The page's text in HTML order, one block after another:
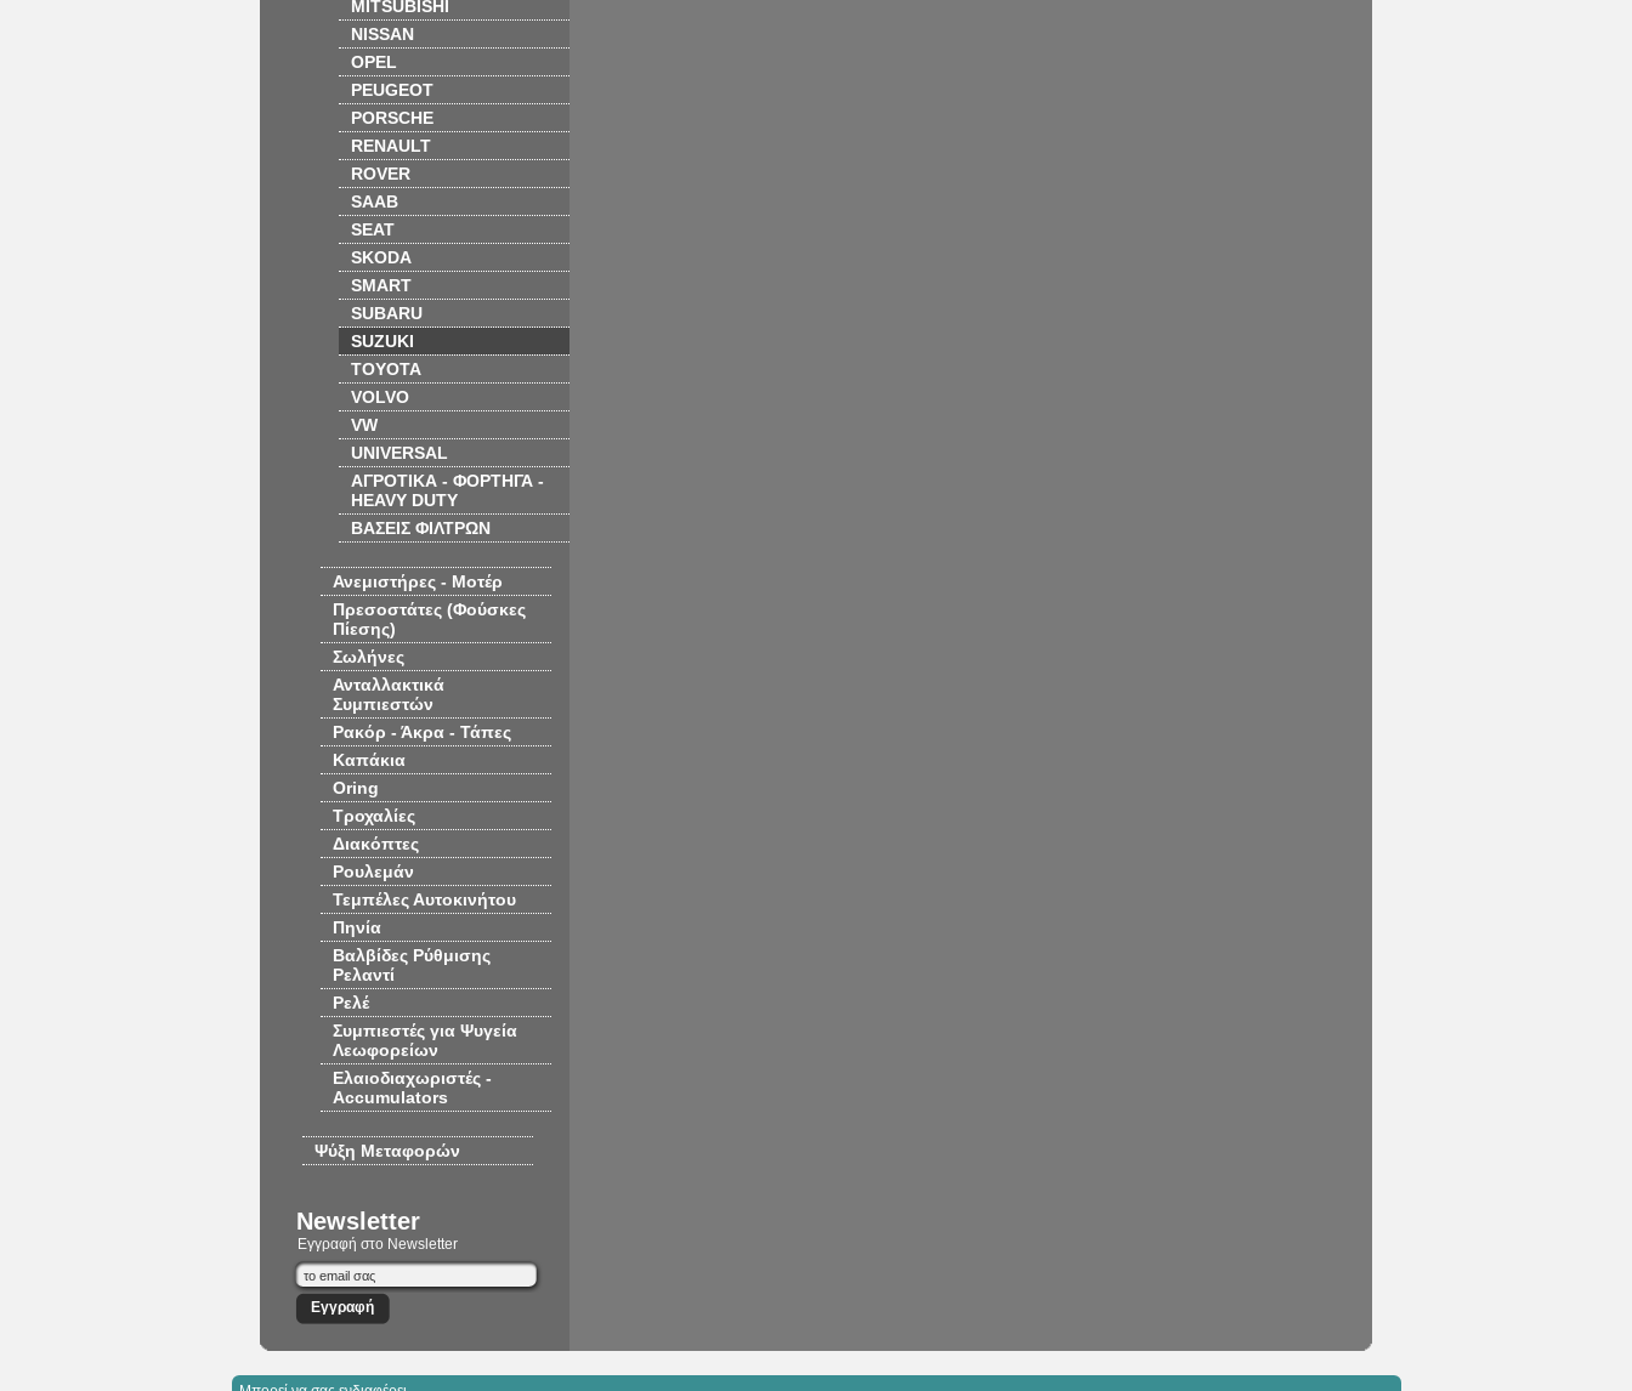
MITSUBISHI
NISSAN
OPEL
PEUGEOT
PORSCHE
RENAULT
ROVER
SAAB
SEAT
SKODA
SMART
SUBARU
SUZUKI
TOYOTA
VOLVO
VW
UNIVERSAL
ΑΓΡΟΤΙΚΑ - ΦΟΡΤΗΓΑ -
HEAVY DUTY
ΒΑΣΕΙΣ ΦΙΛΤΡΩΝ
Ανεμιστήρες - Μοτέρ
Πρεσοστάτες (Φούσκες
Πίεσης)
Σωλήνες
Ανταλλακτικά
Συμπιεστών
Ρακόρ - Άκρα - Τάπες
Καπάκια
Oring
Τροχαλίες
Διακόπτες
Ρουλεμάν
Τεμπέλες Αυτοκινήτου
Πηνία
Βαλβίδες Ρύθμισης
Ρελαντί
Ρελέ
Συμπιεστές για Ψυγεία
Λεωφορείων
Ελαιοδιαχωριστές -
Accumulators
Ψύξη Μεταφορών
Newsletter
Εγγραφή στο Newsletter